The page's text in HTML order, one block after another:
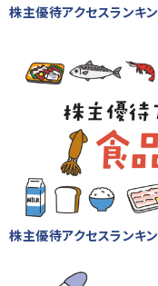
株主優待アクセスランキ
株主優待アクセスランキ